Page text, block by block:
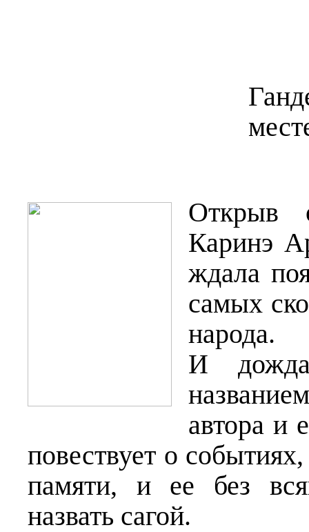
Открыв
Каринэ
ждала
самых
народа.
И
автора и
повествует о
памяти, и ее без
назвать сагой.